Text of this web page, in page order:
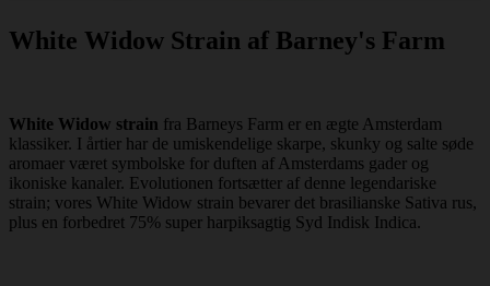
White Widow Strain af Barney's Farm
White Widow strain fra Barneys Farm er en ægte Amsterdam
klassiker. I årtier har de umiskendelige skarpe, skunky og salte søde
aromaer været symbolske for duften af Amsterdams gader og
ikoniske kanaler. Evolutionen fortsætter af denne legendariske
strain; vores White Widow strain bevarer det brasilianske Sativa rus,
plus en forbedret 75% super harpiksagtig Syd Indisk Indica.